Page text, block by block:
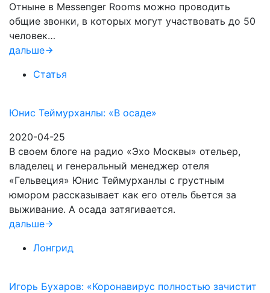
Отныне в Messenger Rooms можно проводить
общие звонки, в которых могут участвовать до 50
человек…
дальше
Статья
Юнис Теймурханлы: «В осаде»
2020-04-25
В своем блоге на радио «Эхо Москвы» отельер,
владелец и генеральный менеджер отеля
«Гельвеция» Юнис Теймурханлы с грустным
юмором рассказывает как его отель бьется за
выживание. А осада затягивается.
дальше
Лонгрид
Игорь Бухаров: «Коронавирус полностью зачистит